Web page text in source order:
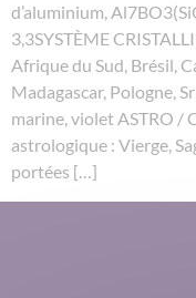
d’aluminium,
3,3SYSTÈME
Afrique du Sud, Brésil,
Madagascar, Pologne,
marine, violet ASTRO /
astrologique : Vierge,
portées […]